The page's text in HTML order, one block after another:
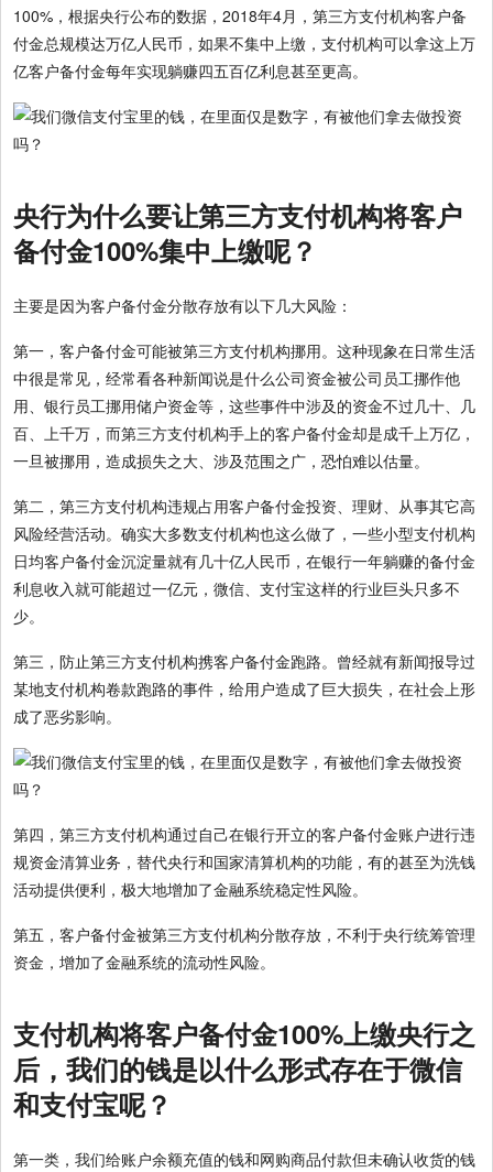
100%，根据央行公布的数据，2018年4月，第三方支付机构客户备
付金总规模达万亿人民币，如果不集中上缴，支付机构可以拿这上万
亿客户备付金每年实现躺赚四五百亿利息甚至更高。
央行为什么要让第三方支付机构将客户
备付金100%集中上缴呢？
主要是因为客户备付金分散存放有以下几大风险：
第一，客户备付金可能被第三方支付机构挪用。这种现象在日常生活
中很是常见，经常看各种新闻说是什么公司资金被公司员工挪作他
用、银行员工挪用储户资金等，这些事件中涉及的资金不过几十、几
百、上千万，而第三方支付机构手上的客户备付金却是成千上万亿，
一旦被挪用，造成损失之大、涉及范围之广，恐怕难以估量。
第二，第三方支付机构违规占用客户备付金投资、理财、从事其它高
风险经营活动。确实大多数支付机构也这么做了，一些小型支付机构
日均客户备付金沉淀量就有几十亿人民币，在银行一年躺赚的备付金
利息收入就可能超过一亿元，微信、支付宝这样的行业巨头只多不
少。
第三，防止第三方支付机构携客户备付金跑路。曾经就有新闻报导过
某地支付机构卷款跑路的事件，给用户造成了巨大损失，在社会上形
成了恶劣影响。
第四，第三方支付机构通过自己在银行开立的客户备付金账户进行违
规资金清算业务，替代央行和国家清算机构的功能，有的甚至为洗钱
活动提供便利，极大地增加了金融系统稳定性风险。
第五，客户备付金被第三方支付机构分散存放，不利于央行统筹管理
资金，增加了金融系统的流动性风险。
支付机构将客户备付金100%上缴央行之
后，我们的钱是以什么形式存在于微信
和支付宝呢？
第一类，我们给账户余额充值的钱和网购商品付款但未确认收货的钱